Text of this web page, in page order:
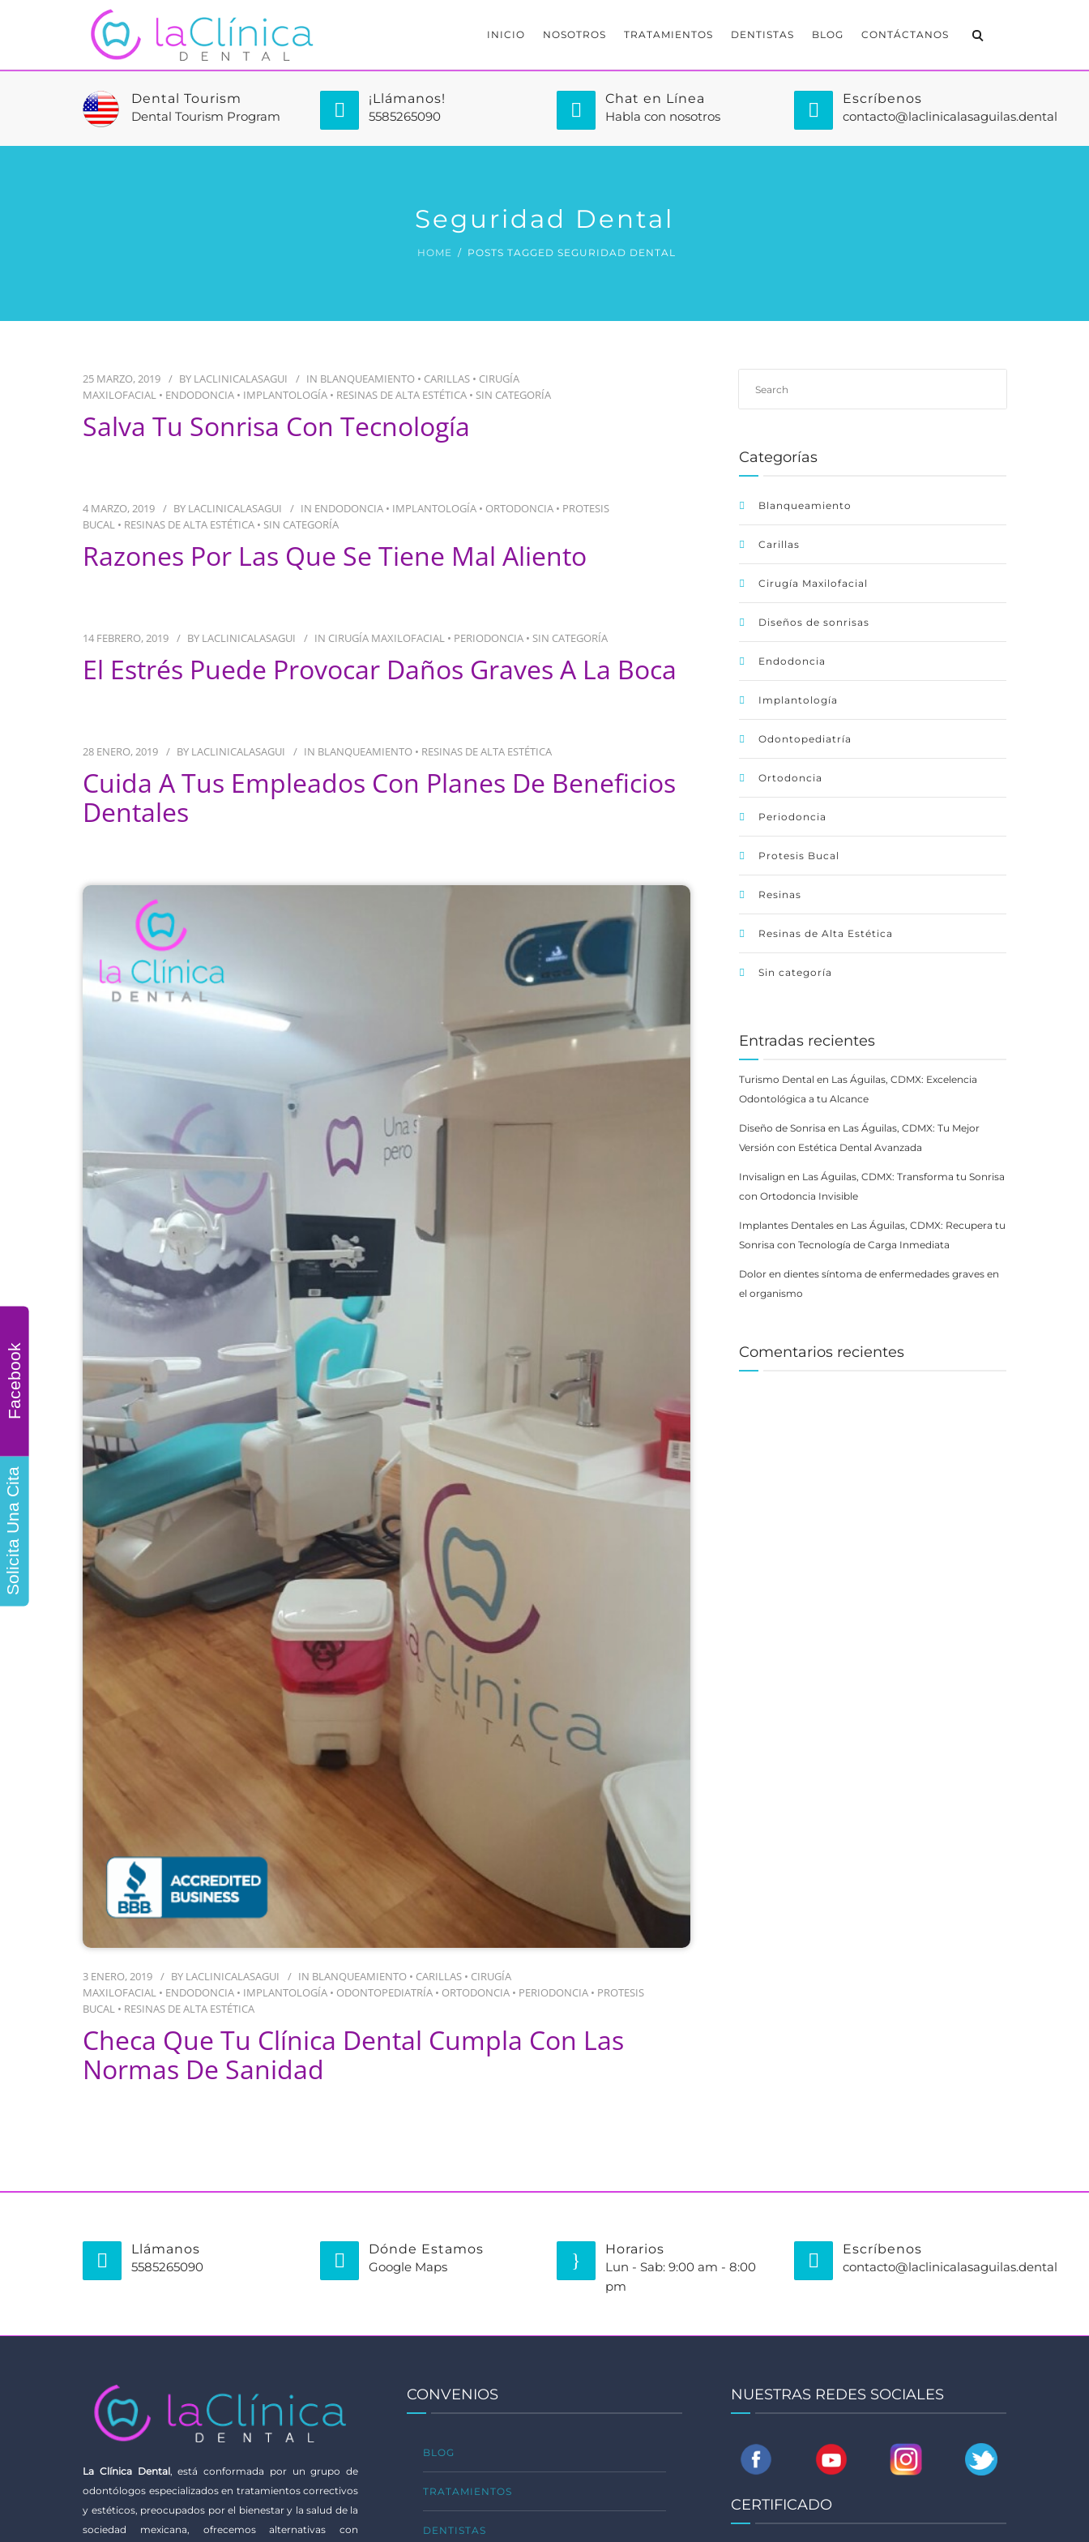
Solicita Una Cita
Facebook
INICIO NOSOTROS TRATAMIENTOS DENTISTAS BLOG CONTÁCTANOS
Dental Tourism
Dental Tourism Program
¡Llámanos!
5585265090
Chat en Línea
Habla con nosotros
Escríbenos
contacto@laclinicalasaguilas.dental
Seguridad Dental
HOME POSTS TAGGED SEGURIDAD DENTAL
25 MARZO, 2019 BY LACLINICALASAGUI IN BLANQUEAMIENTO • CARILLAS • CIRUGÍA
MAXILOFACIAL • ENDODONCIA • IMPLANTOLOGÍA • RESINAS DE ALTA ESTÉTICA • SIN CATEGORÍA
Salva Tu Sonrisa Con Tecnología
4 MARZO, 2019 BY LACLINICALASAGUI IN ENDODONCIA • IMPLANTOLOGÍA • ORTODONCIA • PROTESIS
BUCAL • RESINAS DE ALTA ESTÉTICA • SIN CATEGORÍA
Razones Por Las Que Se Tiene Mal Aliento
14 FEBRERO, 2019 BY LACLINICALASAGUI IN CIRUGÍA MAXILOFACIAL • PERIODONCIA • SIN CATEGORÍA
El Estrés Puede Provocar Daños Graves A La Boca
28 ENERO, 2019 BY LACLINICALASAGUI IN BLANQUEAMIENTO • RESINAS DE ALTA ESTÉTICA
Cuida A Tus Empleados Con Planes De Beneficios
Dentales
3 ENERO, 2019 BY LACLINICALASAGUI IN BLANQUEAMIENTO • CARILLAS • CIRUGÍA
MAXILOFACIAL • ENDODONCIA • IMPLANTOLOGÍA • ODONTOPEDIATRÍA • ORTODONCIA • PERIODONCIA • PROTESIS
BUCAL • RESINAS DE ALTA ESTÉTICA
Checa Que Tu Clínica Dental Cumpla Con Las
Normas De Sanidad
Categorías
Blanqueamiento
Carillas
Cirugía Maxilofacial
Diseños de sonrisas
Endodoncia
Implantología
Odontopediatría
Ortodoncia
Periodoncia
Protesis Bucal
Resinas
Resinas de Alta Estética
Sin categoría
Entradas recientes
Turismo Dental en Las Águilas, CDMX: Excelencia
Odontológica a tu Alcance
Diseño de Sonrisa en Las Águilas, CDMX: Tu Mejor
Versión con Estética Dental Avanzada
Invisalign en Las Águilas, CDMX: Transforma tu Sonrisa
con Ortodoncia Invisible
Implantes Dentales en Las Águilas, CDMX: Recupera tu
Sonrisa con Tecnología de Carga Inmediata
Dolor en dientes síntoma de enfermedades graves en
el organismo
Comentarios recientes
Llámanos
5585265090
Dónde Estamos
Google Maps
Horarios
Lun - Sab: 9:00 am - 8:00
pm
Escríbenos
contacto@laclinicalasaguilas.dental
La Clínica Dental, está conformada por un grupo de
odontólogos especializados en tratamientos correctivos
y estéticos, preocupados por el bienestar y la salud de la
sociedad mexicana, ofrecemos alternativas con
CONVENIOS
BLOG
TRATAMIENTOS
DENTISTAS
NUESTRAS REDES SOCIALES
CERTIFICADO